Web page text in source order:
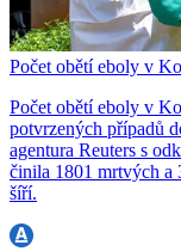
Počet obětí eboly v
Počet obětí eboly v
potvrzených případů
agentura Reuters s
činila 1801 mrtvých a
šíří.